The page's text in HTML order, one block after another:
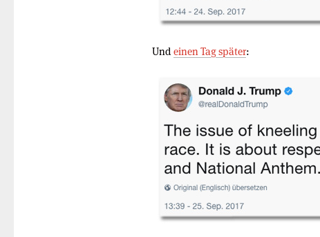
Und einen Tag später: